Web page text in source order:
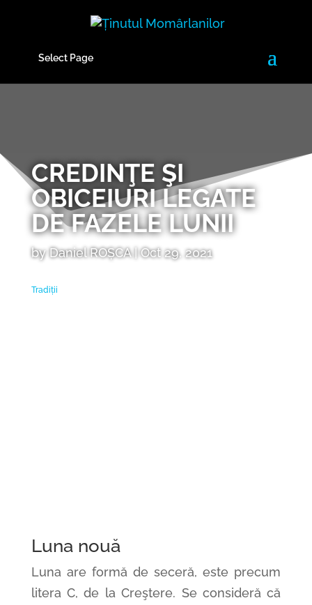
Select Page
CREDINŢE ŞI
OBICEIURI LEGATE
DE FAZELE LUNII
byDaniel ROȘCA|Oct 29, 2021
Tradiții
Luna nouă
Luna are formă de seceră, este precum
litera C, de la Creştere. Se consideră că